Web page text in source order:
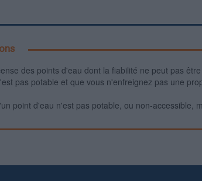
des points d'eau dont la fiabilité ne peut pas
pas potable et que vous n'enfreignez pas une
point d'eau n'est pas potable, ou non-accessible,